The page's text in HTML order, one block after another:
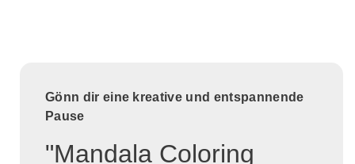
Gönn dir eine kreative und entspannende
Pause
"Mandala Coloring